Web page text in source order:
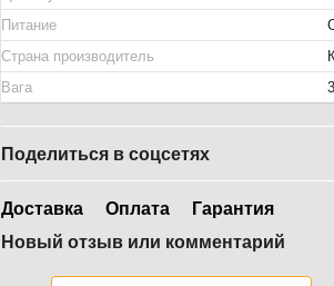
Питание
Страна производитель
Вага
Поделиться в соцсетях
Доставка Оплата
Гарантия
Новый отзыв или комментарий